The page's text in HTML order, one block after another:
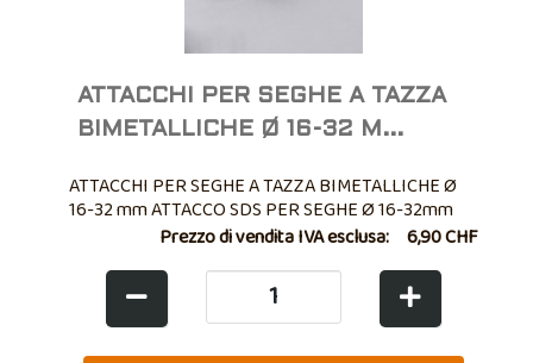
ATTACCHI PER SEGHE A TAZZA
BIMETALLICHE Ø 16-32 M...
ATTACCHI PER SEGHE A TAZZA BIMETALLICHE Ø
16-32 mm ATTACCO SDS PER SEGHE Ø 16-32mm
Prezzo di vendita IVA esclusa: 6,90 CHF